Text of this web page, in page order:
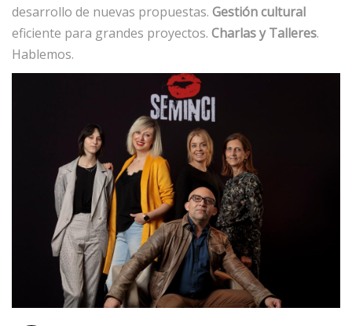
desarrollo de nuevas propuestas. Gestión cultural
eficiente para grandes proyectos. Charlas y Talleres.
Hablemos.